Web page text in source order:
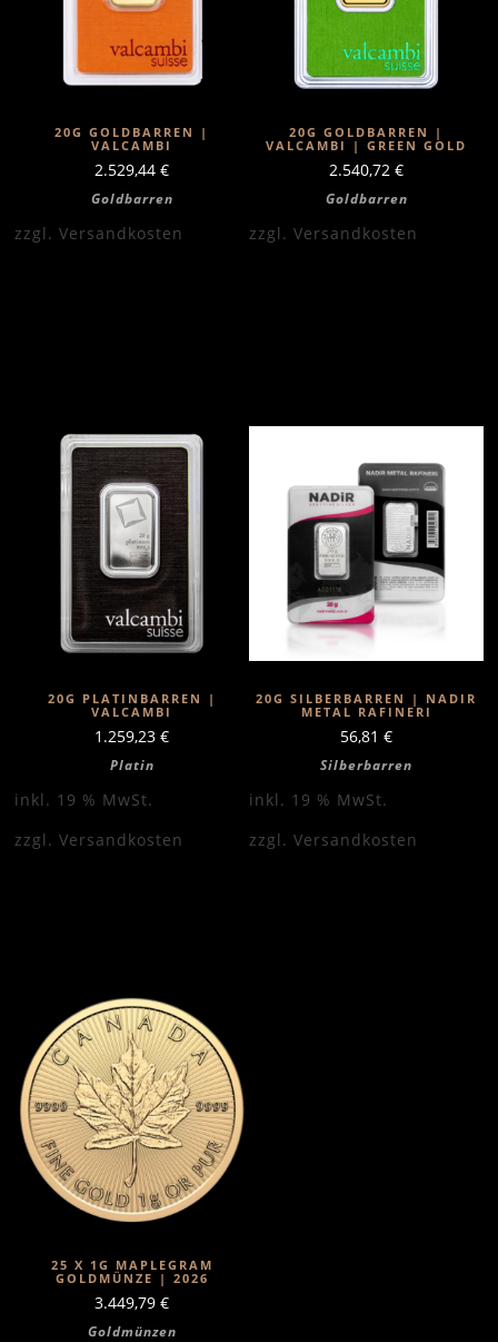
20G GOLDBARREN |
VALCAMBI
2.529,44 €
Goldbarren
zzgl. Versandkosten
20G GOLDBARREN |
VALCAMBI | GREEN GOLD
2.540,72 €
Goldbarren
zzgl. Versandkosten
20G PLATINBARREN |
VALCAMBI
1.259,23 €
Platin
inkl. 19 % MwSt.
zzgl. Versandkosten
20G SILBERBARREN | NADIR
METAL RAFINERI
56,81 €
Silberbarren
inkl. 19 % MwSt.
zzgl. Versandkosten
25 X 1G MAPLEGRAM
GOLDMÜNZE | 2026
3.449,79 €
Goldmünzen